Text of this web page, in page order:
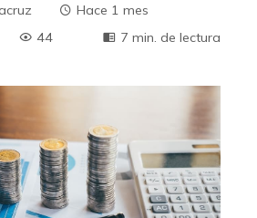
Hace 1 mes
44 7 min. de lectura